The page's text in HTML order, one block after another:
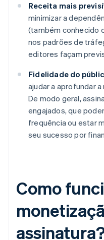
Receita mais
minimizar a
(também conhecido
nos padrões de
editores façam
Fidelidade do
ajudar a aprofundar
De modo geral,
engajados, que
frequência ou estar
seu sucesso por
Como